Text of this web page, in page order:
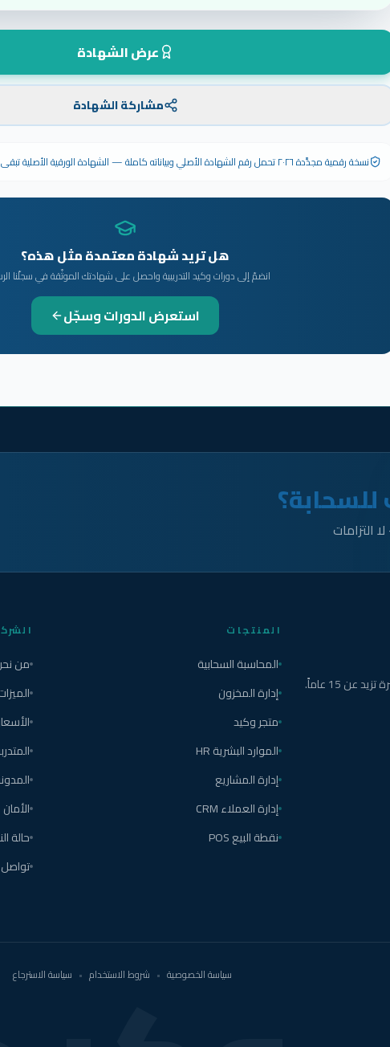
عرض الشهادة
مشاركة الشهادة
نسخة رقمية مجدَّدة ٢٠٢٦ تحمل رقم الشهادة الأصلي وبياناته كاملة — الشهادة الورقية الأصلية تبقى سارية المفعول.
هل تريد شهادة معتمدة مثل هذه؟
انضمّ إلى دورات وكيد التدريبية واحصل على شهادتك الموثّقة في سجلّنا
استعرض الدورات وسجّل
عن 15 عاماً.
المنتجات
المحاسبة السحابية
إدارة المخزون
متجر وكيد
الموارد البشرية HR
إدارة المشاريع
إدارة العملاء CRM
نقطة البيع POS
من
الأمان
حالة
سياسة الخصوصية • شروط الاستخدام • سياسة الاسترجاع